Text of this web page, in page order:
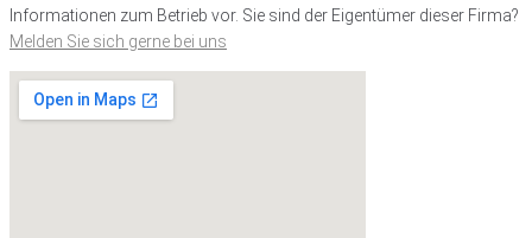
Informationen zum Betrieb vor. Sie sind der Eigentümer dieser Firma?
Melden Sie sich gerne bei uns